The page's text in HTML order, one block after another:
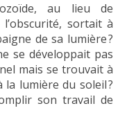
au lieu de
sortait à
de sa lumière ?
se développait pas
mais se trouvait à
lumière du soleil ?
son travail de